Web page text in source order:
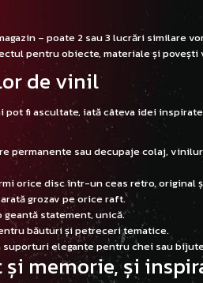
– poate 2 sau 3 lucrări similare
pentru obiecte, materiale și
de vinil
pot fi ascultate, iată câteva idei
permanente sau decupaje colaj,
orice disc într-un ceas retro, original
grozav pe orice raft.
geantă statement, unică.
băuturi și petreceri tematice.
suporturi elegante pentru chei sau
și memorie, și